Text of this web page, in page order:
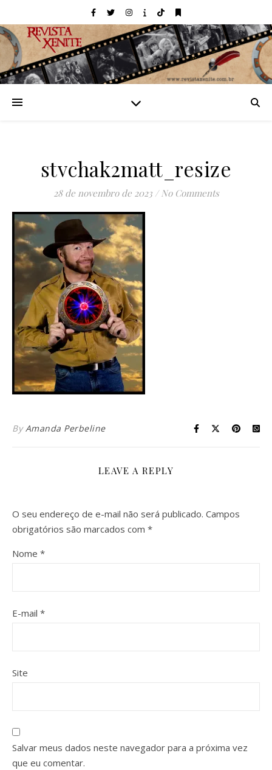
stvchak2matt_resize
28 de novembro de 2023 / No Comments
ByAmanda Perbeline
LEAVE A REPLY
O seu endereço de e-mail não será publicado. Campos
obrigatórios são marcados com *
Nome *
E-mail *
Site
Salvar meus dados neste navegador para a próxima vez
que eu comentar.